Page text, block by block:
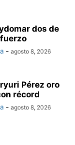
dos de
- agosto 8, 2026
Pérez oro
récord
- agosto 8, 2026